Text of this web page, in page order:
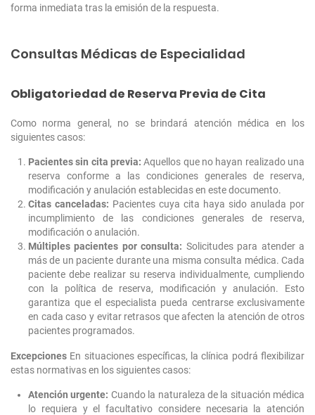
forma inmediata tras la emisión de la respuesta.
Consultas Médicas de Especialidad
Obligatoriedad de Reserva Previa de Cita
Como norma general, no se brindará atención médica en los
siguientes casos:
Pacientes sin cita previa: Aquellos que no hayan realizado una
reserva conforme a las condiciones generales de reserva,
modificación y anulación establecidas en este documento.
Citas canceladas: Pacientes cuya cita haya sido anulada por
incumplimiento de las condiciones generales de reserva,
modificación o anulación.
Múltiples pacientes por consulta: Solicitudes para atender a
más de un paciente durante una misma consulta médica. Cada
paciente debe realizar su reserva individualmente, cumpliendo
con la política de reserva, modificación y anulación. Esto
garantiza que el especialista pueda centrarse exclusivamente
en cada caso y evitar retrasos que afecten la atención de otros
pacientes programados.
Excepciones En situaciones específicas, la clínica podrá flexibilizar
estas normativas en los siguientes casos:
Atención urgente: Cuando la naturaleza de la situación médica
lo requiera y el facultativo considere necesaria la atención